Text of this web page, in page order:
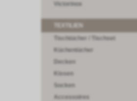
Victorinox
Tischtücher / Tischset
Küchentücher
Decken
Kissen
Socken
Accessoires